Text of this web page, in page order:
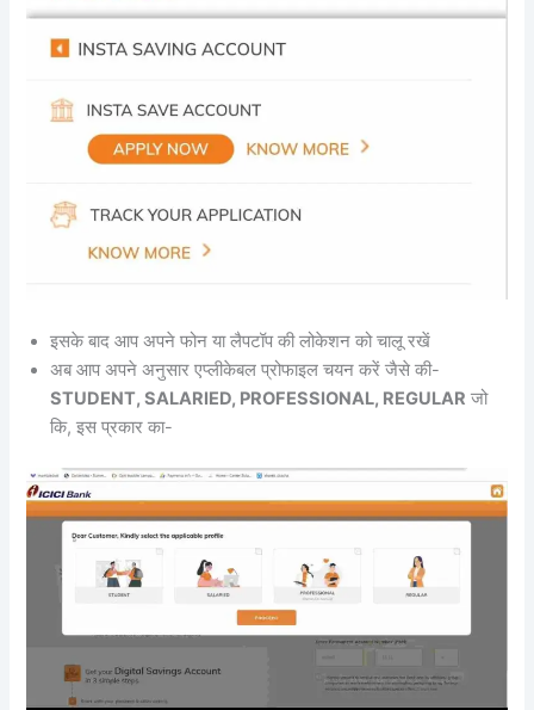
इसके बाद आप अपने फोन या लैपटॉप की लोकेशन को चालू रखें
अब आप अपने अनुसार एप्लीकेबल प्रोफाइल चयन करें जैसे की-
STUDENT, SALARIED, PROFESSIONAL, REGULAR जो
कि, इस प्रकार का-